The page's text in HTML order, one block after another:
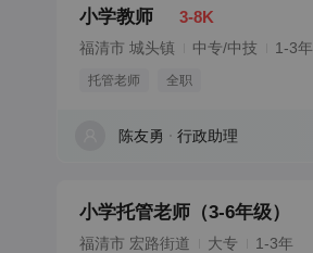
小学教师 3-8K
福清市 城头镇 中专/中技 1-3年
托管老师 全职
陈友勇 行政助理
小学托管老师（3-6年级）
福清市 宏路街道 大专 1-3年